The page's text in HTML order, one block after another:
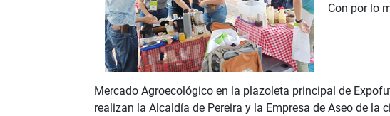
Con por lo
Mercado Agroecológico en la plazoleta principal de
realizan la Alcaldía de Pereira y la Empresa de Aseo de la